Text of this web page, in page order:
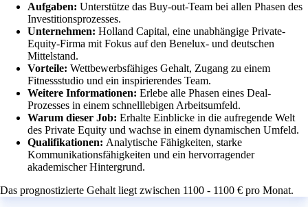
Aufgaben: Unterstütze das Buy-out-Team bei allen Phasen des
Investitionsprozesses.
Unternehmen: Holland Capital, eine unabhängige Private-
Equity-Firma mit Fokus auf den Benelux- und deutschen
Mittelstand.
Vorteile: Wettbewerbsfähiges Gehalt, Zugang zu einem
Fitnessstudio und ein inspirierendes Team.
Weitere Informationen: Erlebe alle Phasen eines Deal-
Prozesses in einem schnelllebigen Arbeitsumfeld.
Warum dieser Job: Erhalte Einblicke in die aufregende Welt
des Private Equity und wachse in einem dynamischen Umfeld.
Qualifikationen: Analytische Fähigkeiten, starke
Kommunikationsfähigkeiten und ein hervorragender
akademischer Hintergrund.
Das prognostizierte Gehalt liegt zwischen 1100 - 1100 € pro Monat.